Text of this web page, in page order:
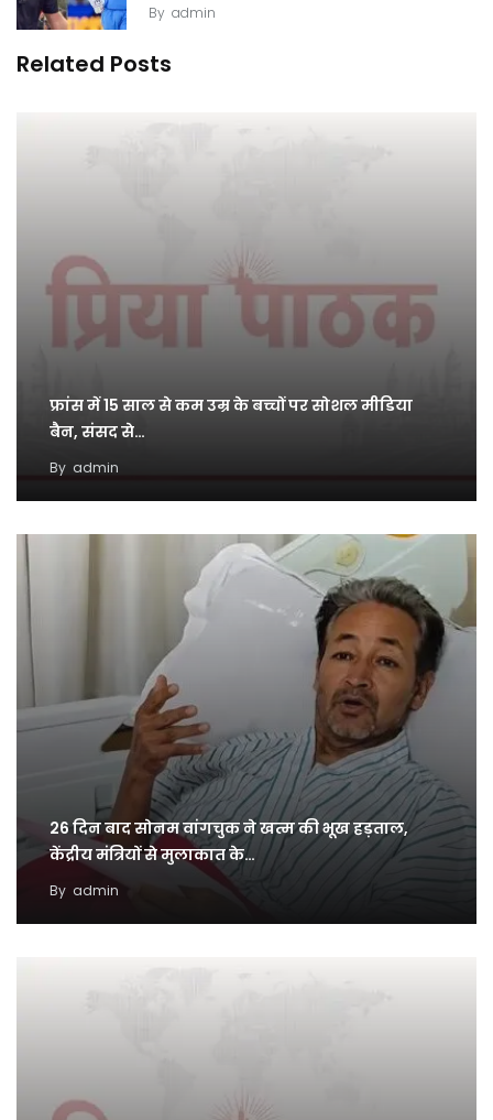
By admin
Related Posts
फ्रांस में 15 साल से कम उम्र के बच्चों पर सोशल मीडिया
बैन, संसद से…
By admin
26 दिन बाद सोनम वांगचुक ने खत्म की भूख हड़ताल,
केंद्रीय मंत्रियों से मुलाकात के…
By admin